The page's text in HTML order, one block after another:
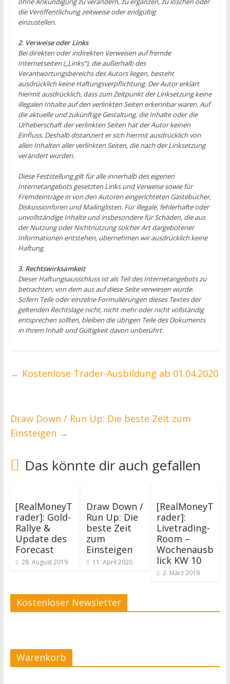
die Veröffentlichung zeitweise oder endgültig
einzustellen.
2. Verweise oder Links
Bei direkten oder indirekten Verweisen auf fremde
Internetseiten („Links“), die außerhalb des
Verantwortungsbereichs des Autors liegen, besteht
ausdrücklich keine Haftungsverpflichtung. Der Autor erklärt
hiermit ausdrücklich, dass zum Zeitpunkt der Linksetzung keine
illegalen Inhalte auf den verlinkten Seiten erkennbar waren. Auf
die aktuelle und zukünftige Gestaltung, die Inhalte oder die
Urheberschaft der verlinkten Seiten hat der Autor keinen
Einfluss. Deshalb distanziert er sich hiermit ausdrücklich von
allen Inhalten aller verlinkten Seiten, die nach der Linksetzung
verändert wurden.
Diese Feststellung gilt für alle innerhalb des eigenen
Internetangebots gesetzten Links und Verweise sowie für
Fremdeinträge in von den Autoren eingerichteten Gästebücher,
Diskussionforen und Mailinglisten. Für illegale, fehlerhafte oder
unvollständige Inhalte und insbesondere für Schäden, die aus
der Nutzung oder Nichtnutzung solcher Art dargebotener
Informationen entstehen, übernehmen wir ausdrücklich keine
Haftung.
3. Rechtswirksamkeit
Dieser Haftungsausschluss ist als Teil des Internetangebots zu
betrachten, von dem aus auf diese Seite verwiesen wurde.
Sofern Teile oder einzelne Formulierungen dieses Textes der
geltenden Rechtslage nicht, nicht mehr oder nicht vollständig
entsprechen sollten, bleiben die übrigen Teile des Dokuments
in Ihrem Inhalt und Gültigkeit davon unberührt.
← Kostenlose Trader-Ausbildung ab 01.04.2020
Draw Down / Run Up: Die beste Zeit zum
Einsteigen →
Das könnte dir auch gefallen
[RealMoneyT
rader]: Gold-
Rallye &
Update des
Forecast
28. August 2019
Draw Down /
Run Up: Die
beste Zeit
zum
Einsteigen
11. April 2020
[RealMoneyT
rader]:
Livetrading-
Room –
Wochenausb
lick KW 10
2. März 2019
Kostenloser Newsletter
Warenkorb